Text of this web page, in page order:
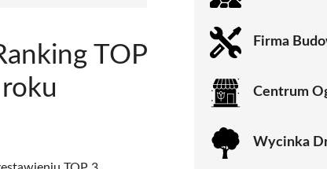
TOP
Firma
Centrum
Wycinka